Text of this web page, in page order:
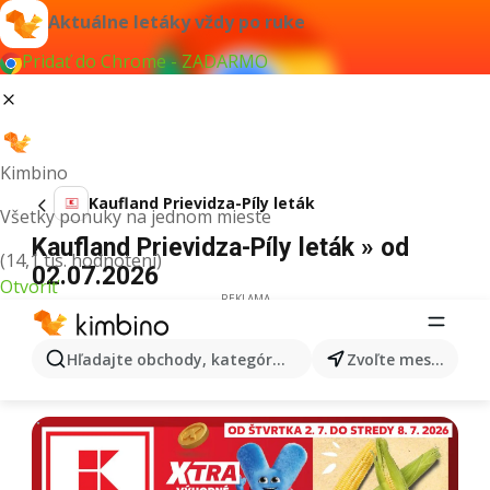
Aktuálne letáky vždy po ruke
Pridať do Chrome - ZADARMO
Kimbino
Všetky ponuky na jednom mieste
(14,1 tis. hodnotení)
Otvoriť
Hľadajte obchody, kategórie, produkty... Zvoľte mesto
Kaufland Prievidza-Píly leták
Kaufland Prievidza-Píly leták » od
02.07.2026
REKLAMA